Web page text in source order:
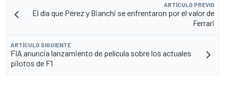
ARTÍCULO PREVIO
El día que Pérez y Bianchi se enfrentaron por el valor de
Ferrari
ARTÍCULO SIGUIENTE
FIA anuncia lanzamiento de película sobre los actuales
pilotos de F1